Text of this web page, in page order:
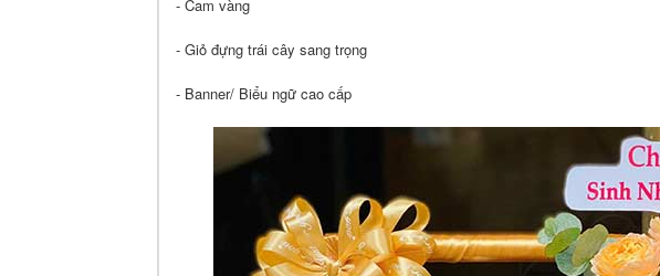
- Cam vàng
- Giỏ đựng trái cây sang trọng
- Banner/ Biểu ngữ cao cấp